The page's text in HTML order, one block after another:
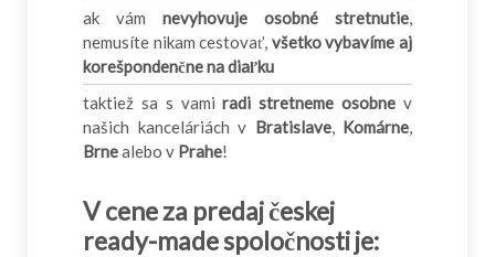
ak vám nevyhovuje osobné stretnutie
nemusíte nikam cestovať, všetko vybavíme aj
korešpondenčne na diaľku
taktiež sa s vamiradi stretneme osobne v
našich kanceláriách v Bratislave, Komárne
Brnealebo v Prahe!
V cene za predaj českej
ready-made spoločnosti je: